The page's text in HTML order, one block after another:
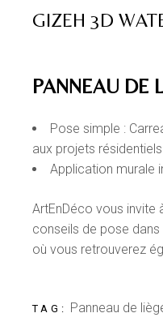
GIZEH 3D
PANNEAU DE
Pose simple :
aux projets
Application murale
ArtEnDéco vous invite
conseils de pose dans
où vous retrouverez
TAG: Panneau de